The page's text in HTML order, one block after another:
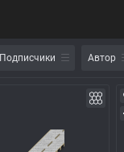
Подписчики Автор